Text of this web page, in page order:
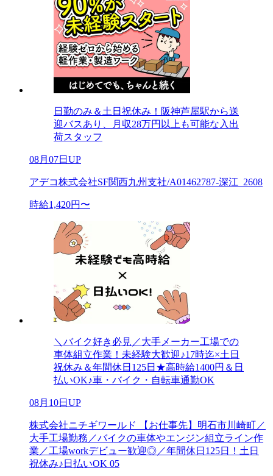
日勤のみ＆土日祝休み！阪神芦屋駅から送
迎バスあり、月収28万円以上も可能な入出
荷スタッフ
08月07日UP
アデコ株式会社SF関西九州支社/A01462787-深江_2608
時給1,420円〜
＼バイク好き必見／大手メーカー工場での
車体組立作業！未経験大歓迎♪17時迄×土日
祝休み＆年間休日125日★高時給1400円＆日
払いOK♪車・バイク・自転車通勤OK
08月10日UP
株式会社ニチギワールド 【お仕事先】明石市川崎町／
大手工場勤務／バイクの車体やエンジン組立ライン作
業／工場workデビュー歓迎◎／年間休日125日！土日
祝休み♪日払いOK 05